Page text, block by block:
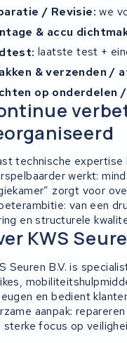
/ Revisie:we
& accu
laatste test +
& verzenden /
op
technische expertise
werkt:
zorgt voor
van een
en structurele
KWS
Seuren B.V. is
en bedient
aanpak:
sterke focus op